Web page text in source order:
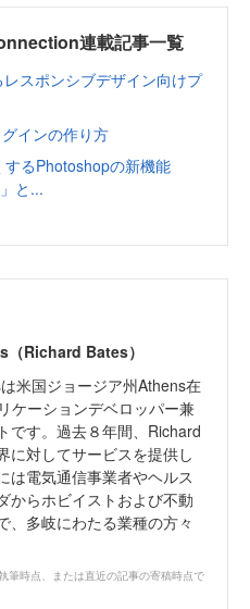
連載記事一覧
スポンシブデザイン向けプ
インの作り方
るPhotoshopの新機能
と...
Richard Bates）
米国ジョージア州Athens在
ケーションデベロッパー兼
です。過去８年間、Richard
に対してサービスを提供し
は電気通信事業者やヘルス
からホビイストおよび不動
、多岐にわたる業種の方々
筆時点、または直近の記事の寄稿時点で